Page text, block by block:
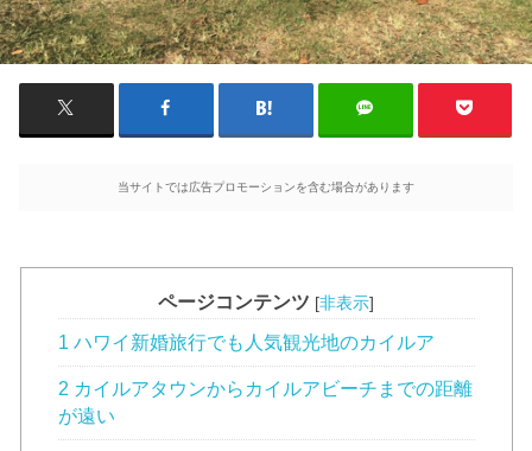
当サイトでは広告プロモーションを含む場合があります
ページコンテンツ [非表示]
1 ハワイ新婚旅行でも人気観光地のカイルア
2 カイルアタウンからカイルアビーチまでの距離
が遠い